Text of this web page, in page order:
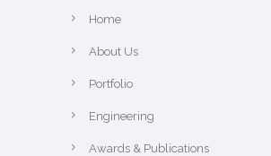
Home
About Us
Portfolio
Engineering
Awards & Publications